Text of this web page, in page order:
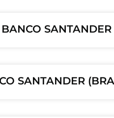
SANTANDER